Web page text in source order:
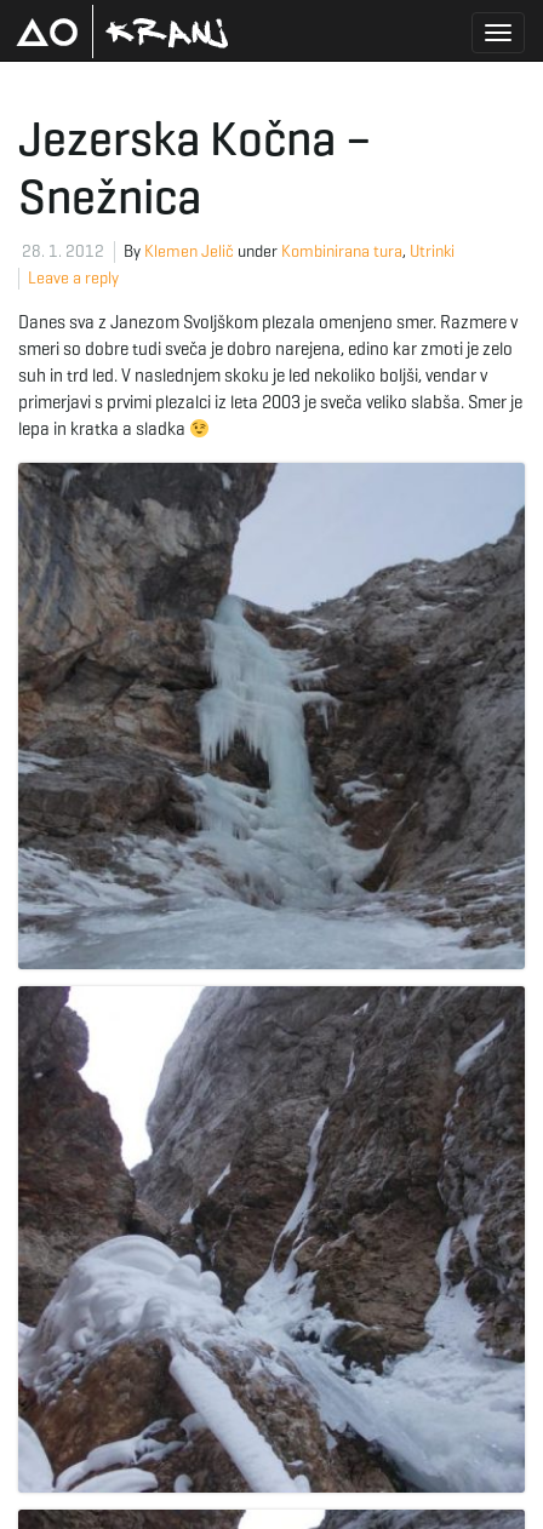
e
n
a
v
i
g
a
t
i
o
Jezerska Kočna –
Snežnica
28. 1. 2012 By Klemen Jelič under Kombinirana tura, Utrinki
Leave a reply
Danes sva z Janezom Svoljškom plezala omenjeno smer. Razmere v
smeri so dobre tudi sveča je dobro narejena, edino kar zmoti je zelo
suh in trd led. V naslednjem skoku je led nekoliko boljši, vendar v
primerjavi s prvimi plezalci iz leta 2003 je sveča veliko slabša. Smer je
lepa in kratka a sladka